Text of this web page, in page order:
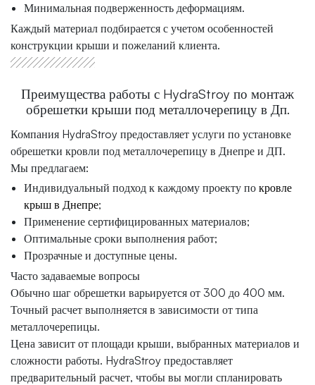
Минимальная подверженность деформациям.
Каждый материал подбирается с учетом особенностей
конструкции крыши и пожеланий клиента.
Преимущества работы с HydraStroy по монтаж
обрешетки крыши под металлочерепицу в Дп.
Компания HydraStroy предоставляет услуги по установке
обрешетки кровли под металлочерепицу в Днепре и ДП.
Мы предлагаем:
Индивидуальный подход к каждому проекту по кровле
крыш в Днепре;
Применение сертифицированных материалов;
Оптимальные сроки выполнения работ;
Прозрачные и доступные цены.
Часто задаваемые вопросы
Обычно шаг обрешетки варьируется от 300 до 400 мм.
Точный расчет выполняется в зависимости от типа
металлочерепицы.
Цена зависит от площади крыши, выбранных материалов и
сложности работы. HydraStroy предоставляет
предварительный расчет, чтобы вы могли спланировать